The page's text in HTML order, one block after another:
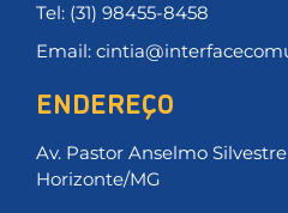
Tel: (31) 98455-8458
Email:
ENDEREÇO
Av. Pastor Anselmo
Horizonte/MG